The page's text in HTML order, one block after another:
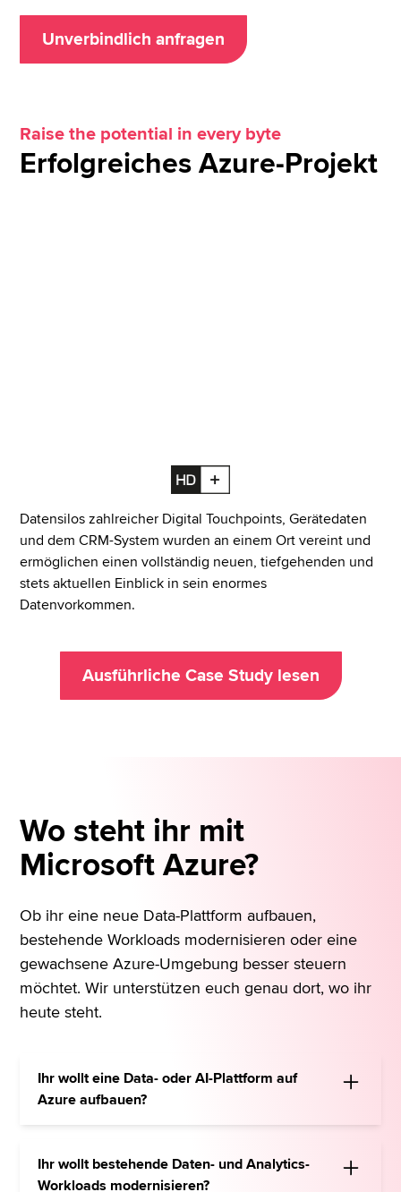
Unverbindlich anfragen
Raise the potential in every byte
Erfolgreiches Azure-Projekt
Datensilos zahlreicher Digital Touchpoints, Gerätedaten
und dem CRM-System wurden an einem Ort vereint und
ermöglichen einen vollständig neuen, tiefgehenden und
stets aktuellen Einblick in sein enormes
Datenvorkommen.
Ausführliche Case Study lesen
Wo steht ihr mit
Microsoft Azure?
Ob ihr eine neue Data-Plattform aufbauen,
bestehende Workloads modernisieren oder eine
gewachsene Azure-Umgebung besser steuern
möchtet. Wir unterstützen euch genau dort, wo ihr
heute steht.
Ihr wollt eine Data- oder AI-Plattform auf
Azure aufbauen?
Plattform, Datenquellen, Workloads, Sicherheit
und Betrieb. Dabei schaffen wir die
Ihr wollt bestehende Daten- und Analytics-
Workloads modernisieren?